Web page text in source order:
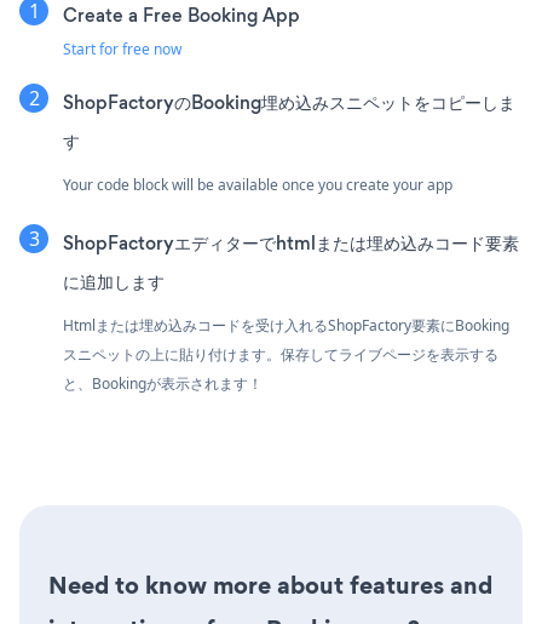
Create a Free Booking App
Start for free now
ShopFactoryのBooking埋め込みスニペットをコピーしま
す
Your code block will be available once you create your app
ShopFactoryエディターでhtmlまたは埋め込みコード要素
に追加します
Htmlまたは埋め込みコードを受け入れるShopFactory要素にBooking
スニペットの上に貼り付けます。保存してライブページを表示する
と、Bookingが表示されます！
Need to know more about features and